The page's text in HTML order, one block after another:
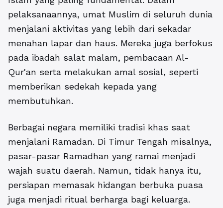
pelaksanaannya, umat Muslim di seluruh dunia
menjalani aktivitas yang lebih dari sekadar
menahan lapar dan haus. Mereka juga berfokus
pada ibadah salat malam, pembacaan Al-
Qur'an serta melakukan amal sosial, seperti
memberikan sedekah kepada yang
membutuhkan.
Berbagai negara memiliki tradisi khas saat
menjalani Ramadan. Di Timur Tengah misalnya,
pasar-pasar Ramadhan yang ramai menjadi
wajah suatu daerah. Namun, tidak hanya itu,
persiapan memasak hidangan berbuka puasa
juga menjadi ritual berharga bagi keluarga.